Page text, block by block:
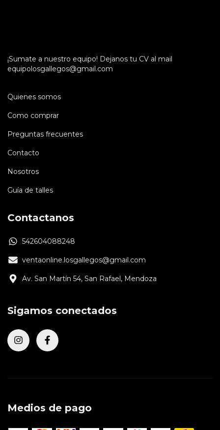
¡Sumate a nuestro equipo! Dejanos tu CV al mail
equipolosgallegos@gmail.com
Quienes somos
Como comprar
Preguntas frecuentes
Contacto
Nosotros
Guía de talles
Contactanos
542604088248
ventaonline.losgallegos@gmail.com
Av. San Martín 54, San Rafael, Mendoza
Sigamos conectados
Medios de pago